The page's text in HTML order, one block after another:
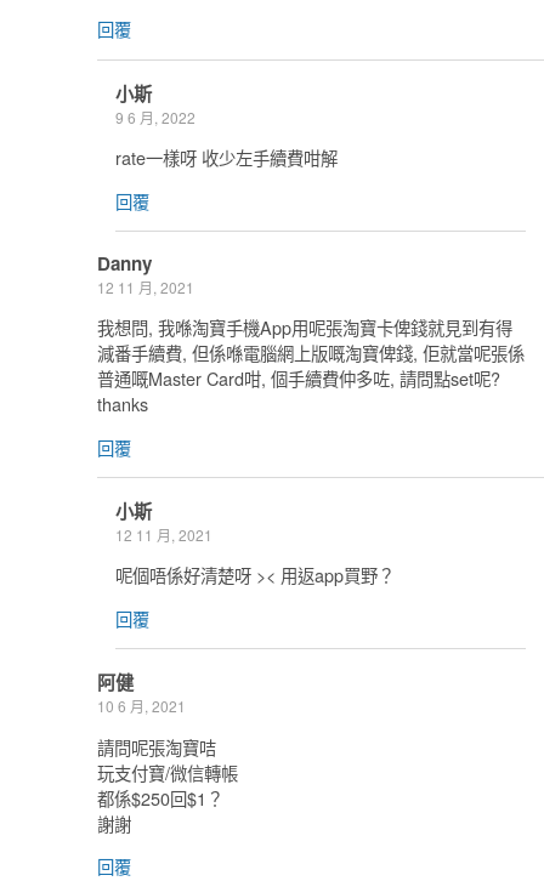
回覆
小斯
9 6 月, 2022
rate一樣呀 收少左手續費咁解
回覆
Danny
12 11 月, 2021
我想問, 我喺淘寶手機App用呢張淘寶卡俾錢就見到有得
減番手續費, 但係喺電腦網上版嘅淘寶俾錢, 佢就當呢張係
普通嘅Master Card咁, 個手續費仲多咗, 請問點set呢?
thanks
回覆
小斯
12 11 月, 2021
呢個唔係好清楚呀 >< 用返app買野？
回覆
阿健
10 6 月, 2021
請問呢張淘寶咭
玩支付寶/微信轉帳
都係$250回$1？
謝謝
回覆